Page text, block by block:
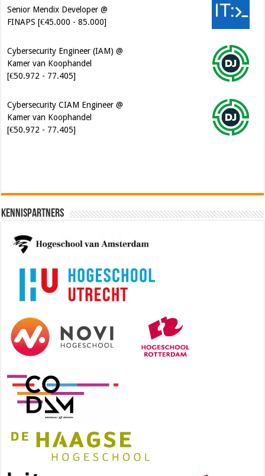
FINAPS [€45.000 - 85.000]
Kamer van Koophandel
[€50.972 - 77.405]
Kamer van Koophandel
[€50.972 - 77.405]
Kennispartners